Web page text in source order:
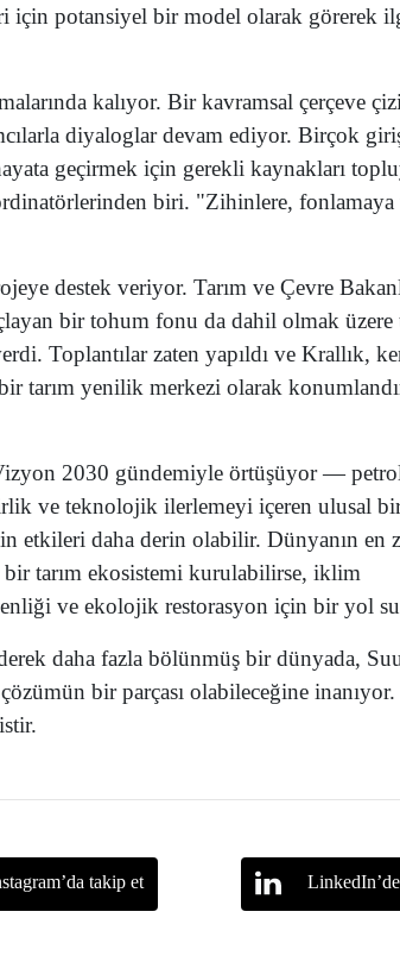
için potansiyel bir model olarak görerek
kalıyor. Bir kavramsal çerçeve
diyaloglar devam ediyor. Birçok
geçirmek için gerekli kaynakları
biri. "Zihinlere, fonlamaya
destek veriyor. Tarım ve Çevre
bir tohum fonu da dahil olmak üzere
Toplantılar zaten yapıldı ve Krallık,
tarım yenilik merkezi olarak
2030 gündemiyle örtüşüyor —
ve teknolojik ilerlemeyi içeren ulusal
etkileri daha derin olabilir. Dünyanın en
tarım ekosistemi kurulabilirse, iklim
ve ekolojik restorasyon için bir yol
daha fazla bölünmüş bir dünyada,
bir parçası olabileceğine
takip et